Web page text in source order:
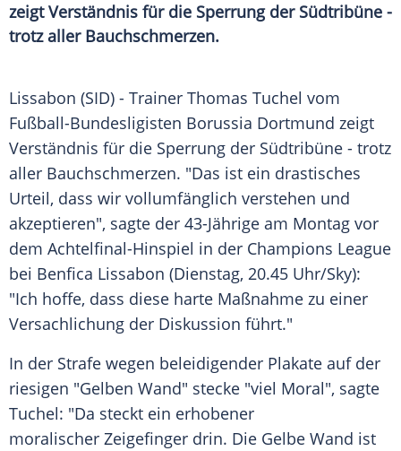
zeigt Verständnis für die Sperrung der Südtribüne -
trotz aller Bauchschmerzen.
Lissabon (SID) - Trainer Thomas Tuchel vom
Fußball-Bundesligisten Borussia Dortmund zeigt
Verständnis für die Sperrung der Südtribüne - trotz
aller Bauchschmerzen. "Das ist ein drastisches
Urteil, dass wir vollumfänglich verstehen und
akzeptieren", sagte der 43-Jährige am Montag vor
dem Achtelfinal-Hinspiel in der Champions League
bei Benfica Lissabon (Dienstag, 20.45 Uhr/Sky):
"Ich hoffe, dass diese harte Maßnahme zu einer
Versachlichung der Diskussion führt."
In der Strafe wegen beleidigender Plakate auf der
riesigen "Gelben Wand" stecke "viel Moral", sagte
Tuchel: "Da steckt ein erhobener
moralischer Zeigefinger drin. Die Gelbe Wand ist